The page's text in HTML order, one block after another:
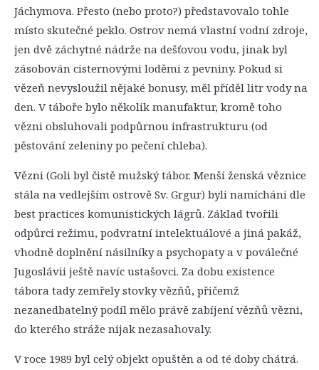
Jáchymova. Přesto (nebo proto?) představovalo tohle
místo skutečné peklo. Ostrov nemá vlastní vodní zdroje,
jen dvě záchytné nádrže na dešťovou vodu, jinak byl
zásobován cisternovými loděmi z pevniny. Pokud si
vězeň nevysloužil nějaké bonusy, měl příděl litr vody na
den. V táboře bylo několik manufaktur, kromě toho
vězni obsluhovali podpůrnou infrastrukturu (od
pěstování zeleniny po pečení chleba).
Vězni (Goli byl čistě mužský tábor. Menší ženská věznice
stála na vedlejším ostrově Sv. Grgur) byli namícháni dle
best practices komunistických lágrů. Základ tvořili
odpůrci režimu, podvratní intelektuálové a jiná pakáž,
vhodně doplnění násilníky a psychopaty a v poválečné
Jugoslávii ještě navíc ustašovci. Za dobu existence
tábora tady zemřely stovky vězňů, přičemž
nezanedbatelný podíl mělo právě zabíjení vězňů vězni,
do kterého stráže nijak nezasahovaly.
V roce 1989 byl celý objekt opuštěn a od té doby chátrá.